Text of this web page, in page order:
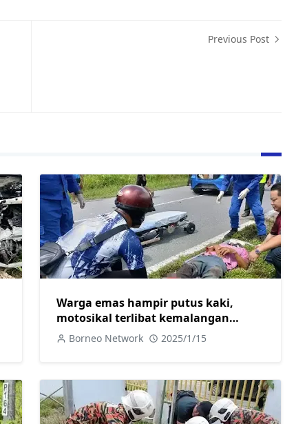
Previous Post
Warga emas hampir putus kaki,
motosikal terlibat kemalangan
dengan kereta di Jalan Skim B Sarikei
Borneo Network 2025/1/15